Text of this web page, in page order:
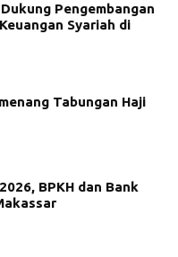
Pengembangan
Syariah di
Tabungan Haji
BPKH dan Bank